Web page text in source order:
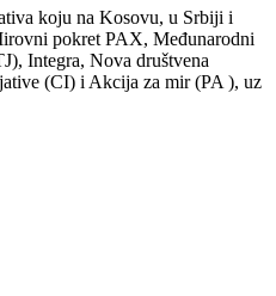
koju na Kosovu, u Srbiji i
pokret PAX, Međunarodni
Integra, Nova društvena
(CI) i Akcija za mir (PA ), uz